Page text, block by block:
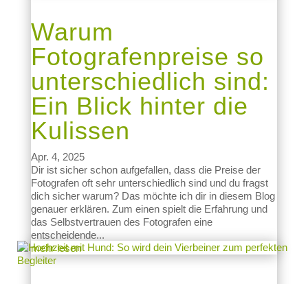
Warum
Fotografenpreise so
unterschiedlich sind:
Ein Blick hinter die
Kulissen
Apr. 4, 2025
Dir ist sicher schon aufgefallen, dass die Preise der
Fotografen oft sehr unterschiedlich sind und du fragst
dich sicher warum? Das möchte ich dir in diesem Blog
genauer erklären. Zum einen spielt die Erfahrung und
das Selbstvertrauen des Fotografen eine
entscheidende...
mehr lesen